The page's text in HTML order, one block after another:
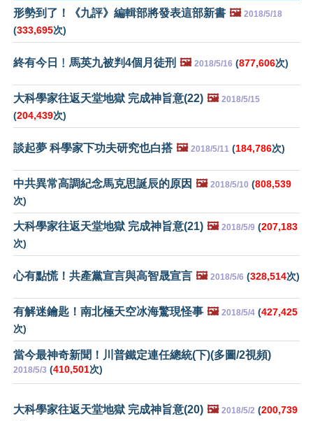
形勢到了！《九評》編輯部將發表這部新書 🖼️ 2018/5/18
(333,695次)
終有今日﹗馬英九被判4個月徒刑 🖼️ 2018/5/16 (877,606次)
大科學家往返天堂地獄 完成神旨意(22) 🖼️ 2018/5/15
(204,439次)
談起夢 科學家下功夫研究也白搭 🖼️ 2018/5/11 (184,786次)
中共異常高調紀念馬克思誕辰的原因 🖼️ 2018/5/10 (808,539
次)
大科學家往返天堂地獄 完成神旨意(21) 🖼️ 2018/5/9 (207,183
次)
心有點慌！共產黨宣言與高智晟宣言 🖼️ 2018/5/6 (328,514次)
有解迷鑰匙！南北極天空冰海驚現怪事 🖼️ 2018/5/4 (427,425
次)
當今最神奇新聞！川普鐵定連任總統(下)(多圖/2視頻)
2018/5/3 (410,501次)
大科學家往返天堂地獄 完成神旨意(20) 🖼️ 2018/5/2 (200,739